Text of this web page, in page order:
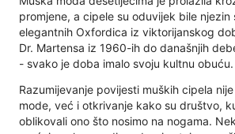
promjene, a cipele su oduvijek bile njezin
elegantnih Oxfordica iz viktorijanskog
Dr. Martensa iz 1960-ih do današnjih
- svako je doba imalo svoju kultnu obuću.
Razumijevanje povijesti muških cipela
mode, već i otkrivanje kako su društvo,
oblikovali ono što nosimo na nogama.